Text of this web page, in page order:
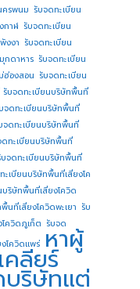
ครพนม รับจดทะเบียน
กาฬ รับจดทะเบียน
งงา รับจดทะเบียน
กดาหาร รับจดทะเบียน
ฮ่องสอน รับจดทะเบียน
รับจดทะเบียนบริษัทพื้นที่
จดทะเบียนบริษัทพื้นที่
จดทะเบียนบริษัทพื้นที่
ดทะเบียนบริษัทพื้นที่
บจดทะเบียนบริษัทพื้นที่
ะเบียนบริษัทพื้นที่เสี่ยงโค
บริษัทพื้นที่เสี่ยงโควิด
นที่เสี่ยงโควิดพะเยา รับ
ควิดภูเก็ต รับจด
โควิดแพร่ หาผู้
เคลียร์
บริษัทแต่